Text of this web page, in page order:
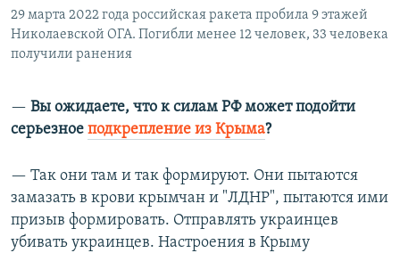
29 марта 2022 года российская ракета пробила 9 этажей
Николаевской ОГА. Погибли менее 12 человек, 33 человека
получили ранения
—​ Вы ожидаете, что к силам РФ может подойти
серьезное подкрепление из Крыма?
— Так они там и так формируют. Они пытаются
замазать в крови крымчан и "ЛДНР", пытаются ими
призыв формировать. Отправлять украинцев
убивать украинцев. Настроения в Крыму